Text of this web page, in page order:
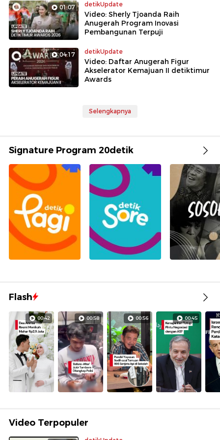
01:07 detikUpdate
Video: Sherly Tjoanda Raih
Anugerah Program Inovasi
Pembangunan Terpuji
04:17 detikUpdate
Video: Daftar Anugerah Figur
Akselerator Kemajuan II detiktimur
Awards
Selengkapnya
Signature Program 20detik
Flash
00:42 00:58 00:56 00:45
Video Terpopuler